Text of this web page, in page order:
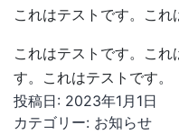
これはテストです。これ
これはテストです。こ
す。これはテストです。
投稿日: 2023年1月1日
カテゴリー: お知らせ